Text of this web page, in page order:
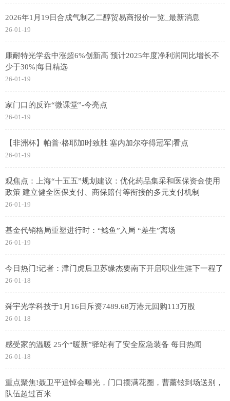
2026年1月19日合成气制乙二醇贸易商报价一览_最新消息
26-01-19
康耐特光学盘中涨超6%创新高 预计2025年度净利润同比增长不
少于30%|每日精选
26-01-19
家门口的反诈“微课堂”-今亮点
26-01-19
【非洲杯】帕普·格耶加时致胜 塞内加尔夺得冠军|看点
26-01-19
观焦点：上海“十五五”规划建议：优化药品集采和医保资金使用
政策 建立健全医保支付、商保赔付等衔接的多元支付机制
26-01-19
基金代销格局重塑进行时：“鲶鱼”入局 “差生”离场
26-01-19
今日热门!记者：津门虎后卫苏缘杰要南下开启职业生涯下一程了
26-01-18
舜宇光学科技于1月16日斥资7489.68万港元回购113万股
26-01-18
感受家的温暖 25个“暖新”驿站有了安全应急装备 每日热闻
26-01-18
重点聚焦!聂卫平追悼会曝光，门口摆满花圈，曹薰铉到场送别，
队伍超过百米